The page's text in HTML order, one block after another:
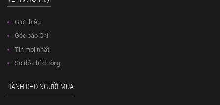
Giới thiệu
Góc báo Chí
Tin mới nhất
Sơ đồ chỉ đường
DÀNH CHO NGƯỜI MUA